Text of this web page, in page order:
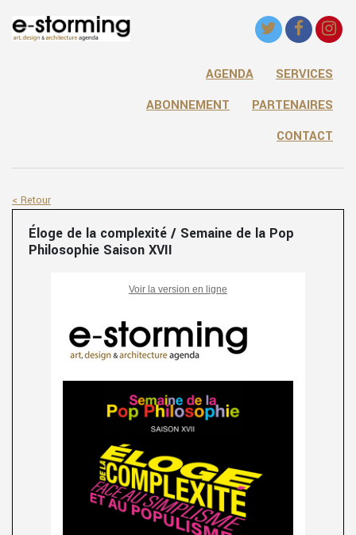
AGENDA
SERVICES
ABONNEMENT
PARTENAIRES
CONTACT
< Retour
Éloge de la complexité / Semaine de la Pop
Philosophie Saison XVII
Voir la version en ligne